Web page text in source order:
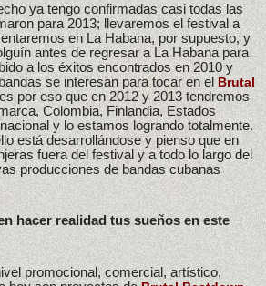
ya tengo confirmadas casi todas las
para 2013; llevaremos el festival a
en La Habana, por supuesto, y
antes de regresar a La Habana para
a los éxitos encontrados en 2010 y
se interesan para tocar en el Brutal
por eso que en 2012 y 2013 tendremos
Colombia, Finlandia, Estados
y lo estamos logrando totalmente.
está desarrollándose y pienso que en
fuera del festival y a todo lo largo del
producciones de bandas cubanas
hacer realidad tus sueños en este
promocional, comercial, artístico,